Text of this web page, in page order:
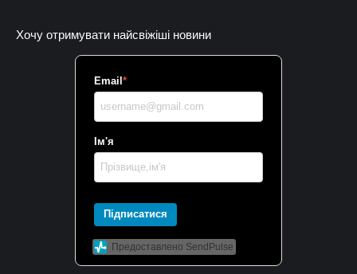
Хочу отримувати найсвіжіші новини
Email *
Ім'я
Підписатися
Предоставлено SendPulse